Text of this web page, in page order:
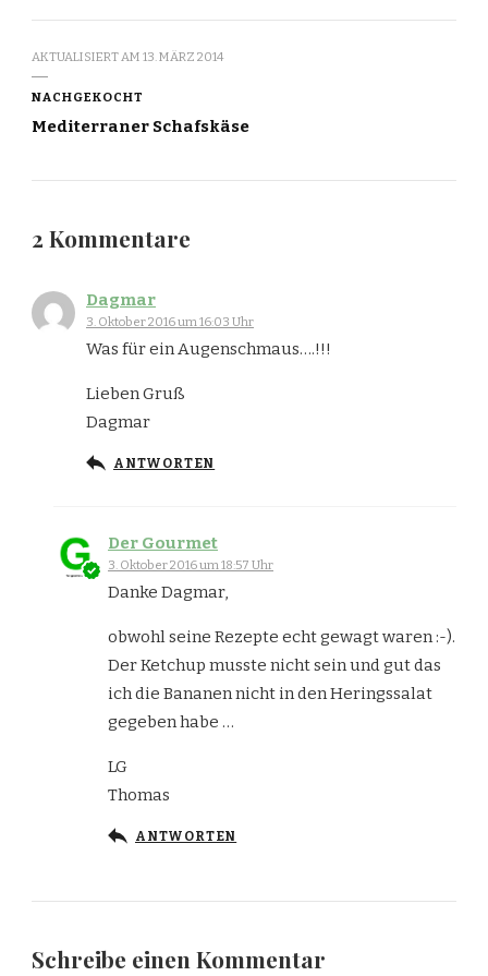
AKTUALISIERT AM 13. MÄRZ 2014
NACHGEKOCHT
Mediterraner Schafskäse
2 Kommentare
Dagmar
3. Oktober 2016 um 16:03 Uhr
Was für ein Augenschmaus….!!!
Lieben Gruß
Dagmar
ANTWORTEN
Der Gourmet
3. Oktober 2016 um 18:57 Uhr
Danke Dagmar,
obwohl seine Rezepte echt gewagt waren :-).
Der Ketchup musste nicht sein und gut das
ich die Bananen nicht in den Heringssalat
gegeben habe …
LG
Thomas
ANTWORTEN
Schreibe einen Kommentar